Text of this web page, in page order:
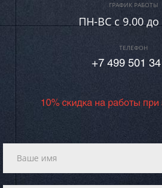
ГРАФИК РАБОТЫ
ПН-ВC c 9.00 до
ТЕЛЕФОН
+7 499 501
10% скидка на работы при